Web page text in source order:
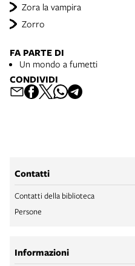
Zora la vampira
Zorro
FA PARTE DI
Un mondo a fumetti
CONDIVIDI
Contatti
Contatti della biblioteca
Persone
Informazioni